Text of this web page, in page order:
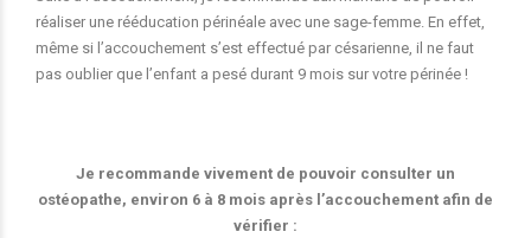
réaliser une rééducation périnéale avec une sage-femme. En effet,
même si l’accouchement s’est effectué par césarienne, il ne faut
pas oublier que l’enfant a pesé durant 9 mois sur votre périnée !
Je recommande vivement de pouvoir consulter un
ostéopathe, environ 6 à 8 mois après l’accouchement afin de
vérifier :